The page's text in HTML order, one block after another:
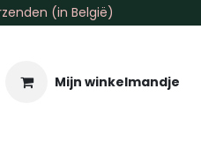
(in België)
Mijn winkelmandje